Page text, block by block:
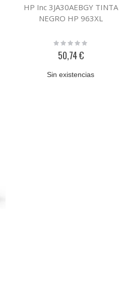
HP Inc 3JA30AEBGY TINTA
NEGRO HP 963XL
Rating:
50,74 €
Sin existencias